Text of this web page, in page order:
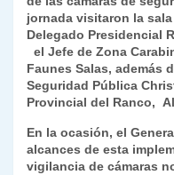
A
p
p
a
m
b
o
o
k
Fr
ie
n
dl
y
p
ar
tir
jornada visitaron la
Delegado Presidencial
el Jefe de Zona
Faunes Salas, además
Seguridad Pública
Provincial del Ranco,
En la ocasión, el
alcances de esta
vigilancia de cámaras